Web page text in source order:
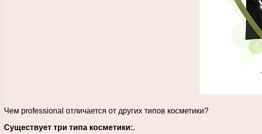
Чем professional отличается от других типов косметики?
Существует три типа косметики:.